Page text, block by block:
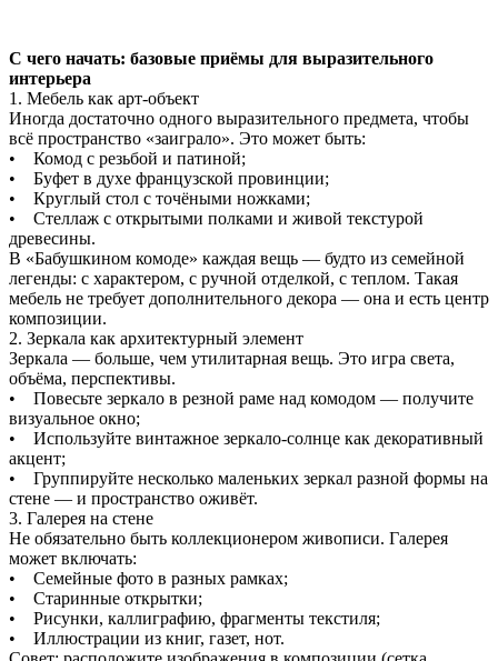
С чего начать: базовые приёмы для выразительного
интерьера
1. Мебель как арт-объект
Иногда достаточно одного выразительного предмета, чтобы
всё пространство «заиграло». Это может быть:
• Комод с резьбой и патиной;
• Буфет в духе французской провинции;
• Круглый стол с точёными ножками;
• Стеллаж с открытыми полками и живой текстурой
древесины.
В «Бабушкином комоде» каждая вещь — будто из семейной
легенды: с характером, с ручной отделкой, с теплом. Такая
мебель не требует дополнительного декора — она и есть центр
композиции.
2. Зеркала как архитектурный элемент
Зеркала — больше, чем утилитарная вещь. Это игра света,
объёма, перспективы.
• Повесьте зеркало в резной раме над комодом — получите
визуальное окно;
• Используйте винтажное зеркало-солнце как декоративный
акцент;
• Группируйте несколько маленьких зеркал разной формы на
стене — и пространство оживёт.
3. Галерея на стене
Не обязательно быть коллекционером живописи. Галерея
может включать:
• Семейные фото в разных рамках;
• Старинные открытки;
• Рисунки, каллиграфию, фрагменты текстиля;
• Иллюстрации из книг, газет, нот.